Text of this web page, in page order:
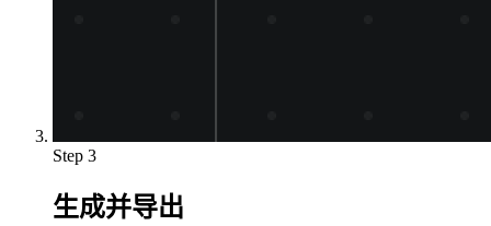
Step 3
生成并导出